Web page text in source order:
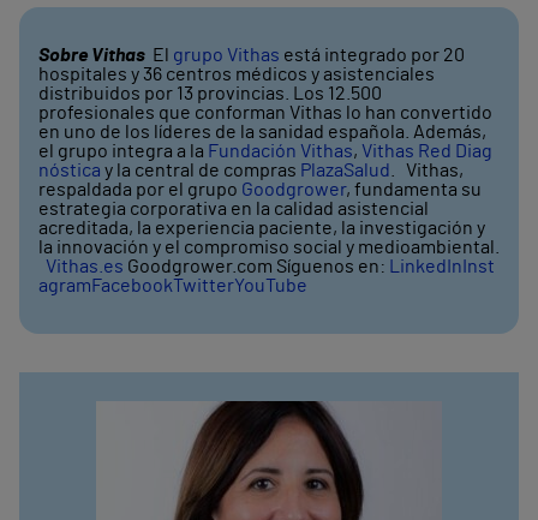
Sobre Vithas El grupo Vithas está integrado por 20
hospitales y 36 centros médicos y asistenciales
distribuidos por 13 provincias. Los 12.500
profesionales que conforman Vithas lo han convertido
en uno de los líderes de la sanidad española. Además,
el grupo integra a la Fundación Vithas, Vithas Red Diag
nóstica y la central de compras PlazaSalud
. Vithas,
respaldada por el grupo Goodgrower, fundamenta su
estrategia corporativa en la calidad asistencial
acreditada, la experiencia paciente, la investigación y
la innovación y el compromiso social y medioambiental.
Vithas.es Goodgrower.com Síguenos en: LinkedIn Inst
agramFacebookTwitterYouTube